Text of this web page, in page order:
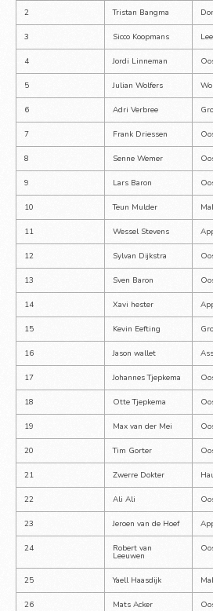
2 Tristan Bangma
3 Sicco Koopmans
4 Jordi Linneman
5 Julian Wolfers
6 Adri Verbree
7 Frank Driessen
8 Senne Wemer
9 Lars Baron
10 Teun Mulder
11 Wessel Stevens
12 Sylvan Dijkstra
13 Sven Baron
14 Xavi hester
15 Kevin Eefting
16 Jason wallet
17 Johannes Tjepkema
18 Otte Tjepkema
19 Max van der Mei
20 Tim Gorter
21 Zwerre Dokter
22 Ali Ali
23 Jeroen van de Hoef
24 Robert van
Leeuwen
25 Yaell Haasdijk
26 Mats Acker